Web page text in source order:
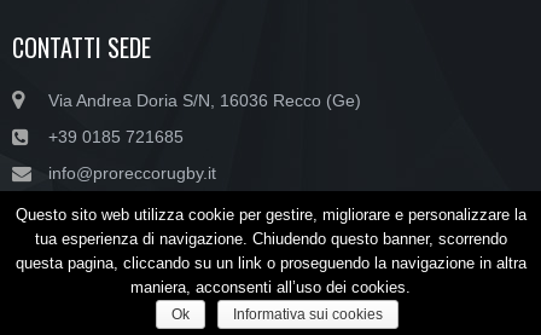
CONTATTI SEDE
Via Andrea Doria S/N, 16036 Recco (Ge)
+39 0185 721685
info@proreccorugby.it
Copyright © SSD PRO RECCO RUGBY ARL - P.IVA/C.F. 02045470990
CONTATTI SPONSOR NEWSLETTER
Questo sito web utilizza cookie per gestire, migliorare e personalizzare la
tua esperienza di navigazione. Chiudendo questo banner, scorrendo
questa pagina, cliccando su un link o proseguendo la navigazione in altra
maniera, acconsenti all’uso dei cookies.
Ok Informativa sui cookies